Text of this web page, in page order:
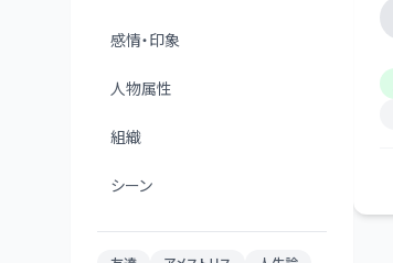
感情・印象
人物属性
組織
シーン